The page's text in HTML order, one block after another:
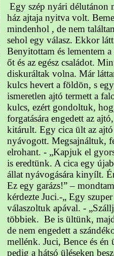
Egy szép nyári délutánon
ház ajtaja nyitva volt.
mindenhol , de nem
sehol egy válasz. Ekkor
Benyitottam és lementem
őt és az egész családot.
diskuráltak volna. Már
kulcs hevert a földön, s
ismeretlen ajtó termett a
kulcs, ezért gondoltuk,
forgatására engedett az
kitárult. Egy cica ült az
nyávogott. Megsajnáltuk,
elrohant. - „Kapjuk el
is eredtünk. A cica egy
llat nyávogására kinyílt.
Ez egy garázs!” –
kérdezte Juci.-„ Egy
válaszoltuk apával. -
többiek. Be is ültünk,
de nem engedett a
mellénk. Juci, Bence és
pedig a hátsó üléseken